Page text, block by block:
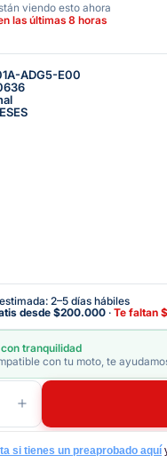
viendo esto ahora
las últimas 8 horas
ADG5-E00
2–5 días hábiles
desde$200.000 · Te faltan
tranquilidad
con tu moto, te
si tienes un preaprobado aquí